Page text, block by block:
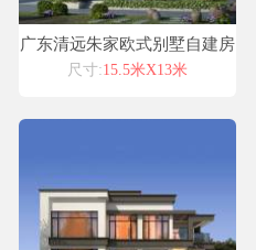
广东清远朱家欧式别墅自建房
设计图纸喜天下建筑设计
尺寸:15.5米X13米